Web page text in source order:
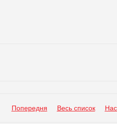
Попередня Весь список